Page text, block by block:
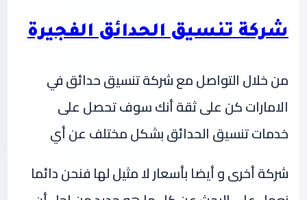
شركة تنسيق الحدائق الفجيرة
من خلال التواصل مع شركة تنسيق حدائق في
الامارات كن على ثقة أنك سوف تحصل على
خدمات تنسيق الحدائق بشكل مختلف عن أي
شركة أخرى و أيضا بأسعار لا مثيل لها فنحن دائما